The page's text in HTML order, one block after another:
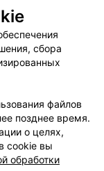
оплаты
сервиса
сбора
файлов
позднее время.
о целях,
cookie вы
обработки